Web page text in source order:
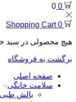
0
0
0
Shopping Cart
هیچ محصولی در سبد
برگشت به فروشگاه
صفحه اصلی
سلامت خانگی
بالش طبی